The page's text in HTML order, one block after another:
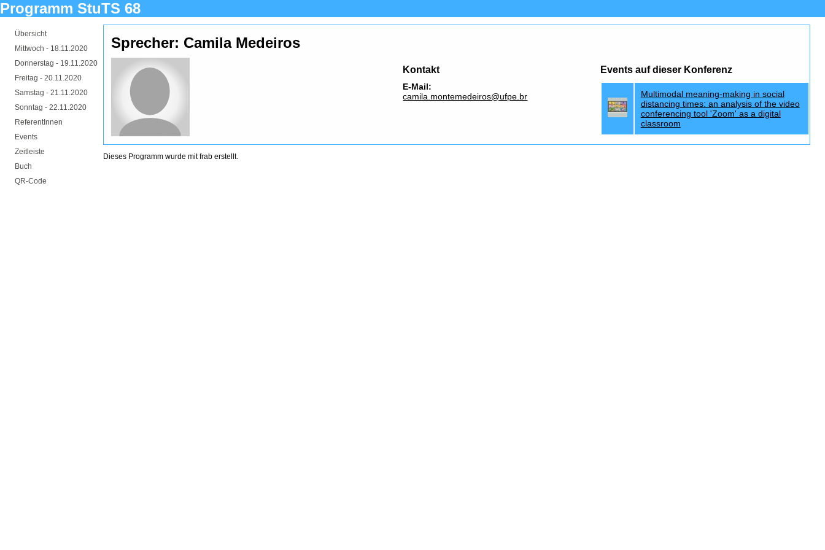
Programm StuTS 68
Übersicht
Mittwoch - 18.11.2020
Donnerstag - 19.11.2020
Freitag - 20.11.2020
Samstag - 21.11.2020
Sonntag - 22.11.2020
ReferentInnen
Events
Zeitleiste
Buch
QR-Code
Sprecher: Camila Medeiros
Kontakt
E-Mail:
camila.montemedeiros@ufpe.br
Events auf dieser Konferenz
Multimodal meaning-making in social
distancing times: an analysis of the video
conferencing tool 'Zoom' as a digital
classroom
Dieses Programm wurde mitfrab erstellt.